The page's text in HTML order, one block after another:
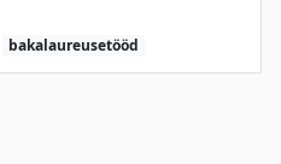
bakalaureusetööd